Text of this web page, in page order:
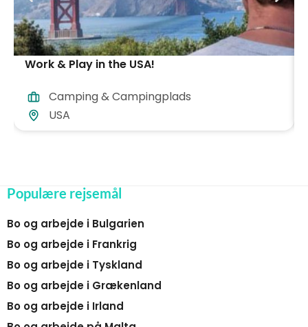
Work & Play in the USA!
Camping & Campingplads
USA
Populære rejsemål
Bo og arbejde i Bulgarien
Bo og arbejde i Frankrig
Bo og arbejde i Tyskland
Bo og arbejde i Grækenland
Bo og arbejde i Irland